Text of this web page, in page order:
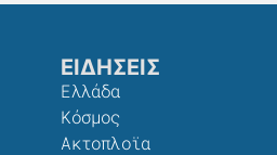
ΕΙΔΗΣΕΙΣ
Ελλάδα
Κόσμος
Ακτοπλοϊα